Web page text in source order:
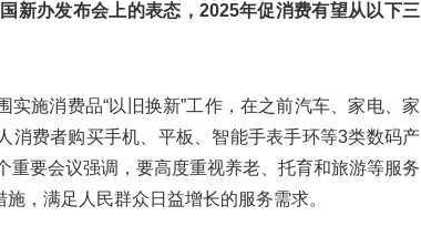
新办发布会上的表态， 2025年促消费有望从以下三
实施消费品“以旧换新”工作，在之前汽车、家电、家
消费者购买手机、平板、智能手表手环等3类数码产
要会议强调，要高度重视养老、托育和旅游等服务
，满足人民群众日益增长的服务需求。